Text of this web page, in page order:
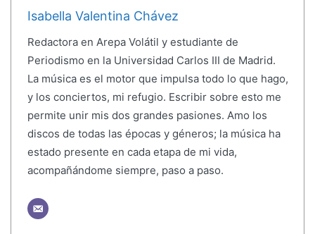
Isabella Valentina Chávez
Redactora en Arepa Volátil y estudiante de
Periodismo en la Universidad Carlos III de Madrid.
La música es el motor que impulsa todo lo que hago,
y los conciertos, mi refugio. Escribir sobre esto me
permite unir mis dos grandes pasiones. Amo los
discos de todas las épocas y géneros; la música ha
estado presente en cada etapa de mi vida,
acompañándome siempre, paso a paso.